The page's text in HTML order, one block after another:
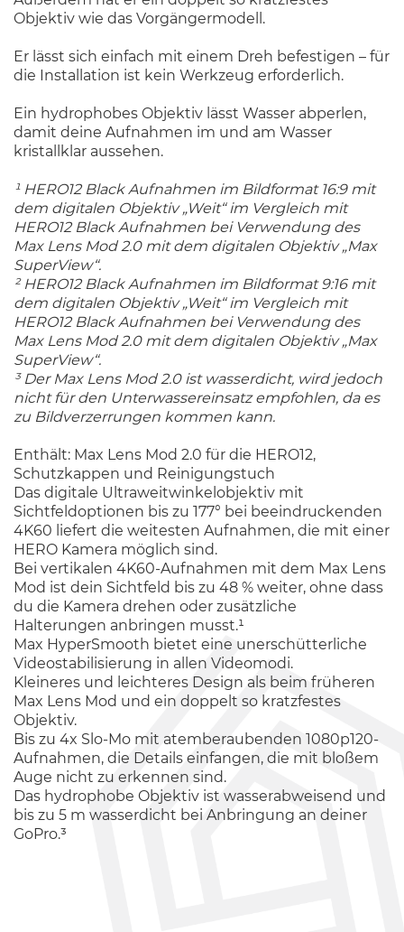
Objektiv wie das Vorgängermodell.
Er lässt sich einfach mit einem Dreh befestigen – für
die Installation ist kein Werkzeug erforderlich.
Ein hydrophobes Objektiv lässt Wasser abperlen,
damit deine Aufnahmen im und am Wasser
kristallklar aussehen.
¹ HERO12 Black Aufnahmen im Bildformat 16:9 mit
dem digitalen Objektiv „Weit“ im Vergleich mit
HERO12 Black Aufnahmen bei Verwendung des
Max Lens Mod 2.0 mit dem digitalen Objektiv „Max
SuperView“.
² HERO12 Black Aufnahmen im Bildformat 9:16 mit
dem digitalen Objektiv „Weit“ im Vergleich mit
HERO12 Black Aufnahmen bei Verwendung des
Max Lens Mod 2.0 mit dem digitalen Objektiv „Max
SuperView“.
³ Der Max Lens Mod 2.0 ist wasserdicht, wird jedoch
nicht für den Unterwassereinsatz empfohlen, da es
zu Bildverzerrungen kommen kann.
Enthält: Max Lens Mod 2.0 für die HERO12,
Schutzkappen und Reinigungstuch
Das digitale Ultraweitwinkelobjektiv mit
Sichtfeldoptionen bis zu 177° bei beeindruckenden
4K60 liefert die weitesten Aufnahmen, die mit einer
HERO Kamera möglich sind.
Bei vertikalen 4K60-Aufnahmen mit dem Max Lens
Mod ist dein Sichtfeld bis zu 48 % weiter, ohne dass
du die Kamera drehen oder zusätzliche
Halterungen anbringen musst.¹
Max HyperSmooth bietet eine unerschütterliche
Videostabilisierung in allen Videomodi.
Kleineres und leichteres Design als beim früheren
Max Lens Mod und ein doppelt so kratzfestes
Objektiv.
Bis zu 4x Slo-Mo mit atemberaubenden 1080p120-
Aufnahmen, die Details einfangen, die mit bloßem
Auge nicht zu erkennen sind.
Das hydrophobe Objektiv ist wasserabweisend und
bis zu 5 m wasserdicht bei Anbringung an deiner
GoPro.³